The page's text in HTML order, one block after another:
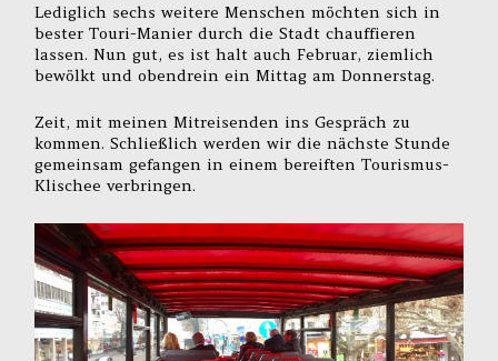
Lediglich sechs weitere Menschen möchten sich in
bester Touri-Manier durch die Stadt chauffieren
lassen. Nun gut, es ist halt auch Februar, ziemlich
bewölkt und obendrein ein Mittag am Donnerstag.
Zeit, mit meinen Mitreisenden ins Gespräch zu
kommen. Schließlich werden wir die nächste Stunde
gemeinsam gefangen in einem bereiften Tourismus-
Klischee verbringen.